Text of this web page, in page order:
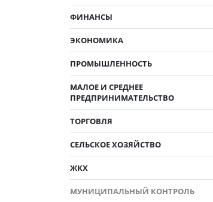
ФИНАНСЫ
ЭКОНОМИКА
ПРОМЫШЛЕННОСТЬ
МАЛОЕ И СРЕДНЕЕ
ПРЕДПРИНИМАТЕЛЬСТВО
ТОРГОВЛЯ
СЕЛЬСКОЕ ХОЗЯЙСТВО
ЖКХ
МУНИЦИПАЛЬНЫЙ КОНТРОЛЬ